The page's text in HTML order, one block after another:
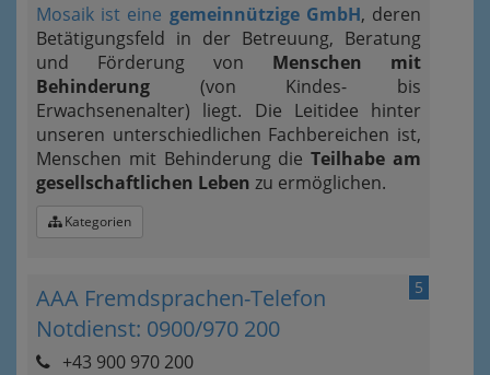
Mosaik ist eine gemeinnützige GmbH, deren
Betätigungsfeld in der Betreuung, Beratung
und Förderung von Menschen mit
Behinderung (von Kindes- bis
Erwachsenenalter) liegt. Die Leitidee hinter
unseren unterschiedlichen Fachbereichen ist,
Menschen mit Behinderung dieTeilhabe am
gesellschaftlichen Leben zu ermöglichen.
Kategorien
5
AAA Fremdsprachen-Telefon
Notdienst: 0900/970 200
+43 900 970 200